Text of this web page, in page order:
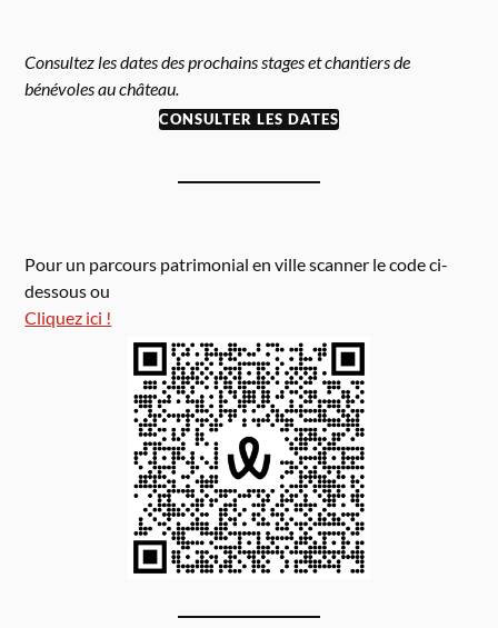
Consultez les dates des prochains stages et chantiers de
bénévoles au château.
CONSULTER LES DATES
Pour un parcours patrimonial en ville scanner le code ci-
dessous ou
Cliquez ici !